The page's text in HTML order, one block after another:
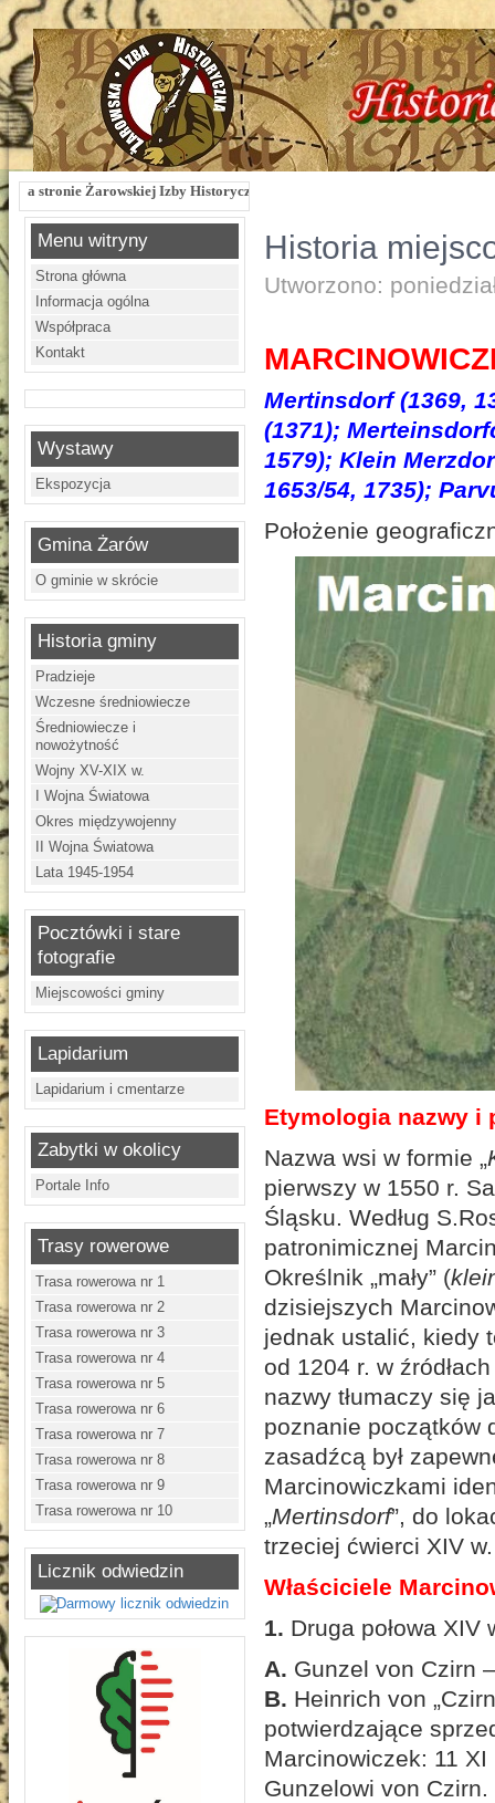
Izby Historycznej !!! Żarowska Izba Historyczna, ul. Dworcowa 3 !!! e-
Menu witryny
Strona główna
Informacja ogólna
Współpraca
Kontakt
Wystawy
Ekspozycja
Gmina Żarów
O gminie w skrócie
Historia gminy
Pradzieje
Wczesne średniowiecze
Średniowiecze i
nowożytność
Wojny XV-XIX w.
I Wojna Światowa
Okres międzywojenny
II Wojna Światowa
Lata 1945-1954
Pocztówki i stare
fotografie
Miejscowości gminy
Lapidarium
Lapidarium i cmentarze
Zabytki w okolicy
Portale Info
Trasy rowerowe
Trasa rowerowa nr 1
Trasa rowerowa nr 2
Trasa rowerowa nr 3
Trasa rowerowa nr 4
Trasa rowerowa nr 5
Trasa rowerowa nr 6
Trasa rowerowa nr 7
Trasa rowerowa nr 8
Trasa rowerowa nr 9
Trasa rowerowa nr 10
Licznik odwiedzin
Historia
Utworzono:
Mertinsdorf (1369,
(1371);
1579); Klein
1653/54, 1735);
Położenie
Etymologia nazwy i
Nazwa wsi w formie „
pierwszy w 1550 r.
Śląsku. Według
patronimicznej
Określnik „mały” (
dzisiejszych
jednak ustalić, kiedy
od 1204 r. w
nazwy tłumaczy się
poznanie początków
zasadźcą był
Marcinowiczkami
„Mertinsdorf”, do
trzeciej ćwierci XIV w.
Właściciele
1. Druga połowa XIV
A. Gunzel von Czirn
B. Heinrich von
potwierdzające
Marcinowiczek: 11
Gunzelowi von